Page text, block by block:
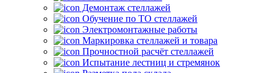
Демонтаж стеллажей
Обучение по ТО стеллажей
Электромонтажные работы
Маркировка стеллажей и товара
Прочностной расчёт стеллажей
Испытание лестниц и стремянок